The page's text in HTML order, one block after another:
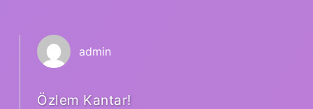
admin
Özlem Kantar!